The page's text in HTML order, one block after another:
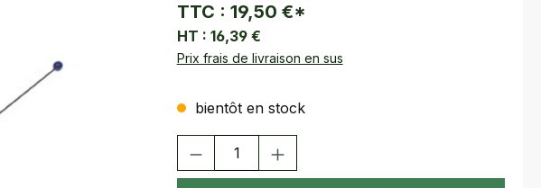
TTC : 19,50 €*
HT : 16,39 €
Prix frais de livraison en sus
bientôt en stock
Quantité de produit : Entrez la quantité souhaitée ou